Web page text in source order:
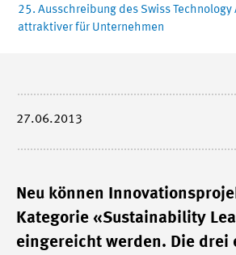
25. Ausschreibung des Swiss Technology
attraktiver für Unternehmen
27.06.2013
Neu können
Kategorie «Sustainability
eingereicht werden. Die drei